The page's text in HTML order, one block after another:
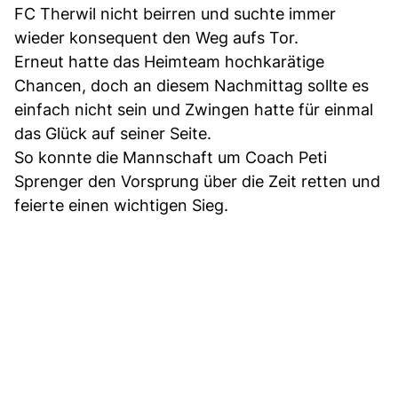
FC Therwil nicht beirren und suchte immer
wieder konsequent den Weg aufs Tor.
Erneut hatte das Heimteam hochkarätige
Chancen, doch an diesem Nachmittag sollte es
einfach nicht sein und Zwingen hatte für einmal
das Glück auf seiner Seite.
So konnte die Mannschaft um Coach Peti
Sprenger den Vorsprung über die Zeit retten und
feierte einen wichtigen Sieg.